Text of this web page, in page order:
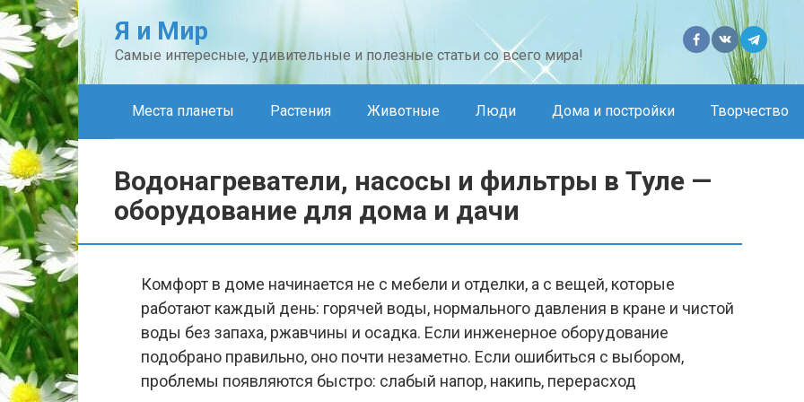
Перейти
к
контенту
Я и Мир
Самые интересные, удивительные и полезные статьи со всего мира!
Места планеты Растения Животные Люди Дома и постройки Творчество
Водонагреватели, насосы и фильтры в Туле —
оборудование для дома и дачи
Комфорт в доме начинается не с мебели и отделки, а с вещей, которые
работают каждый день: горячей воды, нормального давления в кране и чистой
воды без запаха, ржавчины и осадка. Если инженерное оборудование
подобрано правильно, оно почти незаметно. Если ошибиться с выбором,
проблемы появляются быстро: слабый напор, накипь, перерасход